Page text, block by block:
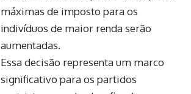
máximas de imposto para os
indivíduos de maior renda serão
aumentadas.
Essa decisão representa um marco
significativo para os partidos